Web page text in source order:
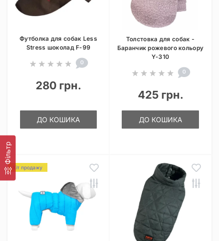
Фільтр
Футболка для собак Less
Stress шоколад F-99
0
280 грн.
ДО КОШИКА
Толстовка для собак -
Баранчик рожевого кольору
Y-310
0
425 грн.
ДО КОШИКА
Хіт продажу